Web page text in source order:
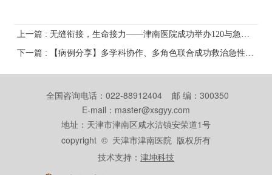
全国咨询电话：022-88912404 邮 编：300350
E-mail：master@xsgyy.com
地址：天津市津南区咸水沽镇安荣道1号
copyright © 天津市津南医院 版权所有
技术支持： 津坤科技